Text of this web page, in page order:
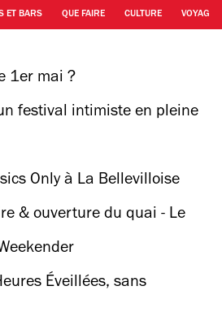
ET BARS QUE FAIRE CULTURE VOYAGE
1er mai ?
festival intimiste en pleine
Only à La Bellevilloise
& ouverture du quai - Le
Éveillées, sans